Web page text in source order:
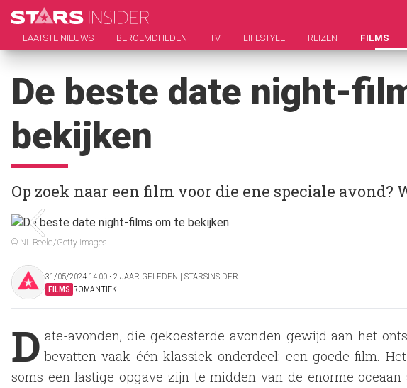
LAATSTE NIEUWS BEROEMDHEDEN TV LIFESTYLE REIZEN FILMS
De beste date night-
bekijken
Op zoek naar een film voor die ene speciale avond?
© NL Beeld/Getty Images
31/05/2024 14:00 ‧ 2 JAAR GELEDEN | STARSINSIDER
FILMS ROMANTIEK
D ate-avonden, die gekoesterde avonden gewijd aan het
bevatten vaak één klassiek onderdeel: een goede film.
soms een lastige opgave zijn te midden van de enorme